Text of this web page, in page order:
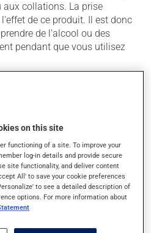
aux collations. La prise
de ce produit. Il est donc
de l'alcool ou des
pendant que vous utilisez
ce produit peut à
effets indésirables (effets
:
ou vous endormir
et soyez prudent avant de
inhabituelle;
d'humeur;
on this site
functioning of a site. To improve your
log-in details and provide secure
site functionality, and deliver content
All' to save your cookie preferences
to see a detailed description of
options. For more information about